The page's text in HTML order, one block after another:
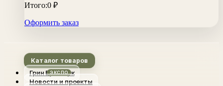
Итого:0 ₽
Оформить заказ
Каталог товаров
Грин Вуд Парк
Новости и проекты